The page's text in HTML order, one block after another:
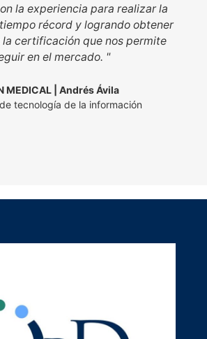
la experiencia para realizar la
récord y logrando obtener
la certificación que nos permite
en el mercado. "
MEDICAL | Andrés Ávila
tecnología de la información